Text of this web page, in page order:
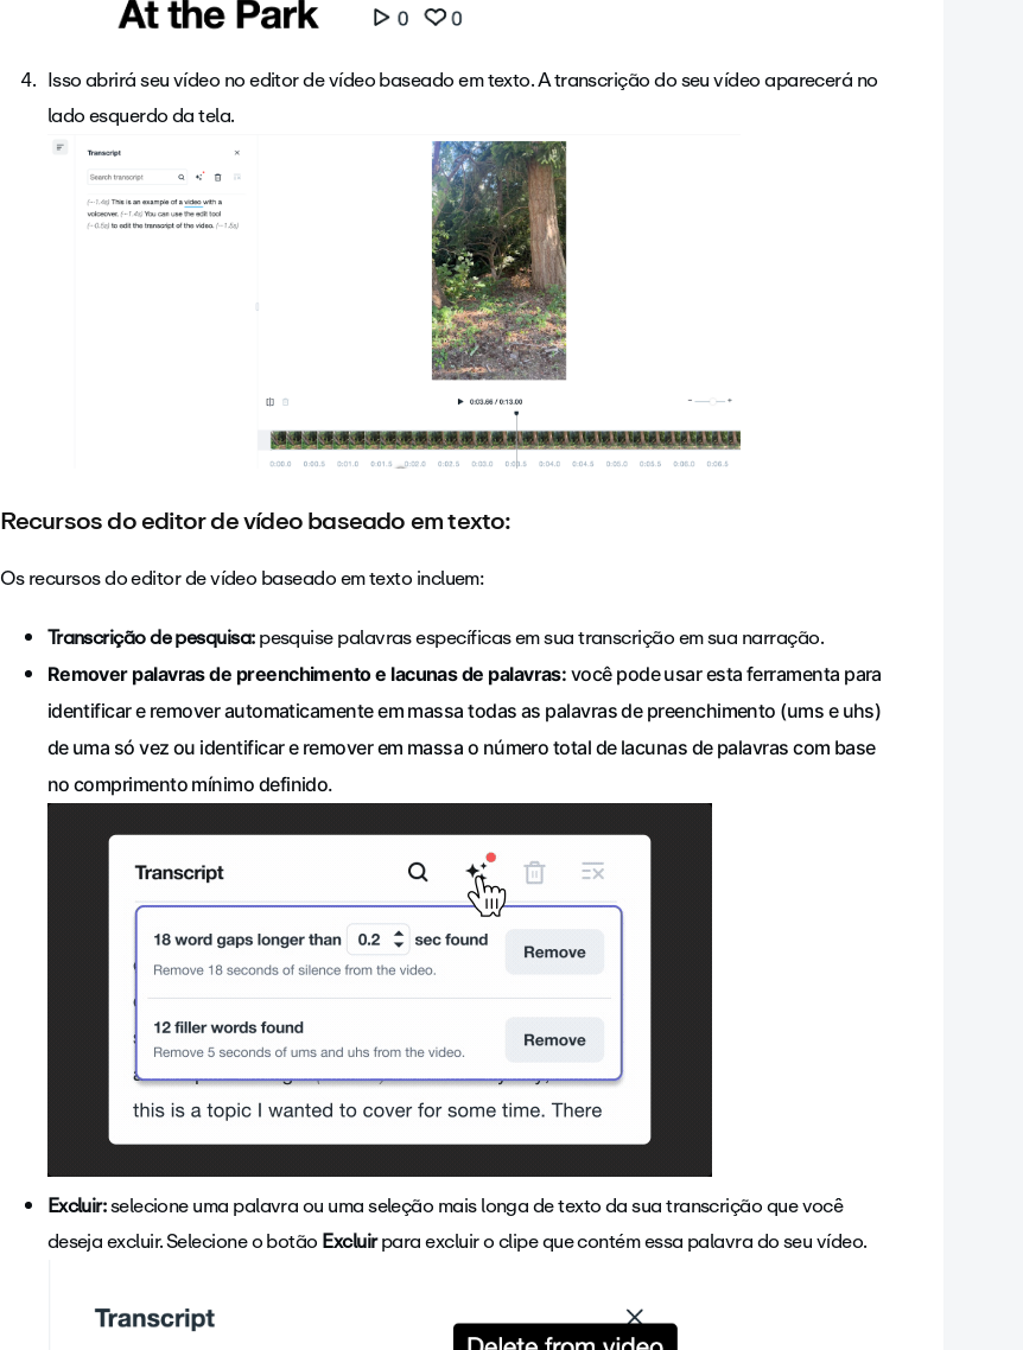
Isso abrirá seu vídeo no editor de vídeo baseado em texto. A transcrição do seu vídeo aparecerá no
lado esquerdo da tela.
Recursos do editor de vídeo baseado em texto:
Os recursos do editor de vídeo baseado em texto incluem:
Transcrição de pesquisa:pesquise palavras específicas em sua transcrição em sua narração.
Remover palavras de preenchimento e lacunas de palavras: você pode usar esta ferramenta para
identificar e remover automaticamente em massa todas as palavras de preenchimento (ums e uhs)
de uma só vez ou identificar e remover em massa o número total de lacunas de palavras com base
no comprimento mínimo definido.
Excluir:selecione uma palavra ou uma seleção mais longa de texto da sua transcrição que você
deseja excluir. Selecione o botãoExcluirpara excluir o clipe que contém essa palavra do seu vídeo.